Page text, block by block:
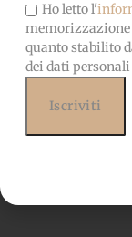
Ho letto l'
memorizzazione
quanto stabilito
dei dati personali